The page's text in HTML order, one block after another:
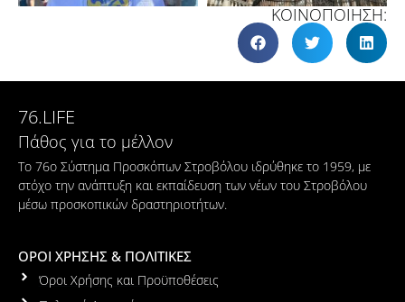
ΚΟΙΝΟΠΟΙΗΣΗ:
76.LIFE
Πάθος για το μέλλον
Το 76ο Σύστημα Προσκόπων Στροβόλου ιδρύθηκε το 1959, με
στόχο την ανάπτυξη και εκπαίδευση των νέων του Στροβόλου
μέσω προσκοπικών δραστηριοτήτων.
ΟΡΟΙ ΧΡΗΣΗΣ & ΠΟΛΙΤΙΚΕΣ
Όροι Χρήσης και Προϋποθέσεις